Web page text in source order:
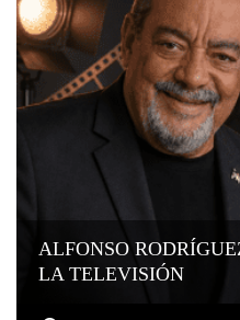
ALFONSO
LA TELEVISIÓN